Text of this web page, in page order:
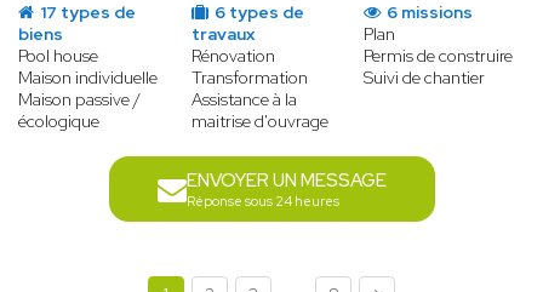
17 types de
biens
Pool house
Maison individuelle
Maison passive /
écologique
6 types de
travaux
Rénovation
Transformation
Assistance à la
maitrise d'ouvrage
6 missions
Plan
Permis de construire
Suivi de chantier
ENVOYER UN MESSAGE
Réponse sous 24 heures